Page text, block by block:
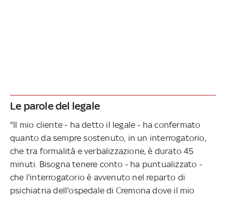
Le parole del legale
"Il mio cliente - ha detto il legale - ha confermato
quanto da sempre sostenuto, in un interrogatorio,
che tra formalità e verbalizzazione, è durato 45
minuti. Bisogna tenere conto - ha puntualizzato -
che l'interrogatorio è avvenuto nel reparto di
psichiatria dell'ospedale di Cremona dove il mio